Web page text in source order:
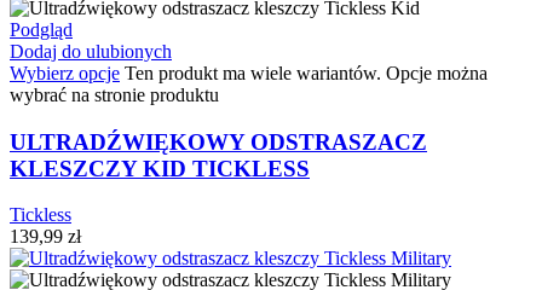
Podgląd
Dodaj do ulubionych
Wybierz opcje Ten produkt ma wiele wariantów. Opcje można
wybrać na stronie produktu
ULTRADŹWIĘKOWY ODSTRASZACZ
KLESZCZY KID TICKLESS
Tickless
139,99 zł